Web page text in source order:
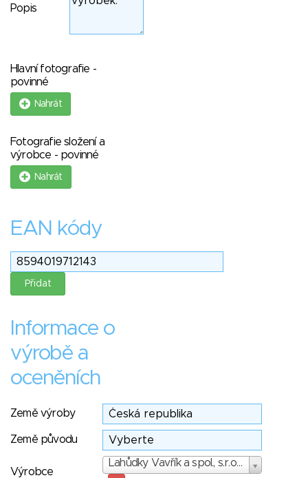
Popis
Hlavní fotografie -
povinné
Nahrát
Fotografie složení a
výrobce - povinné
Nahrát
EAN kódy
Informace o
výrobě a
oceněních
Země výroby
Země původu
Výrobce
Lahůdky Vavřík a spol., s.r.o., Citonice
Výrobce